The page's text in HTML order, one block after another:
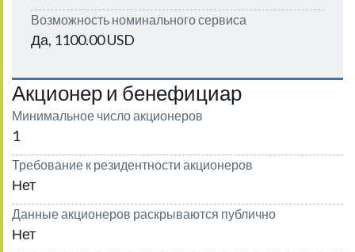
Возможность номинального сервиса
Да, 1100.00 USD
Акционер и бенефициар
Минимальное число акционеров
1
Требование к резидентности акционеров
Нет
Данные акционеров раскрываются публично
Нет